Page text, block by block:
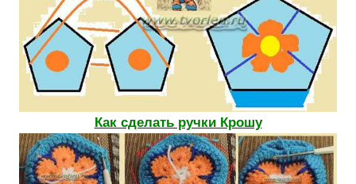
Как сделать ручки Крошу